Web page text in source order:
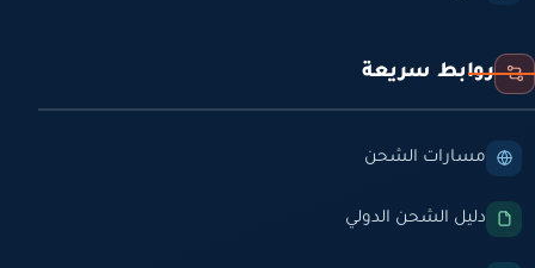
روابط سريعة
مسارات الشحن
دليل الشحن الدولي